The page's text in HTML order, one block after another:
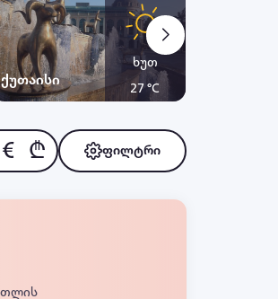
ქუთაისი
ხუთ
27 °C
€ ₾ ფილტრი